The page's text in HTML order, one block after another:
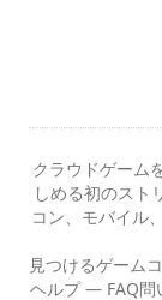
クラウドゲーム
しめる初のスト
コン、モバイル
見つけるゲーム
ヘルプ — FAQ問